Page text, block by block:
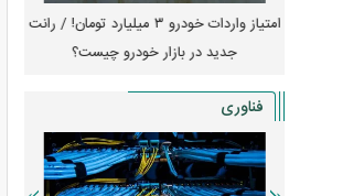
امتیاز واردات خودرو ۳ میلیارد تومان! / رانت
جدید در بازار خودرو چیست؟
فناوری